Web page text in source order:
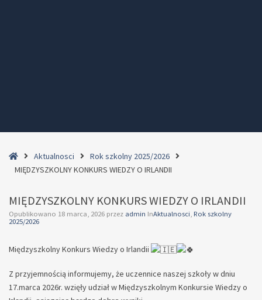
HomeAktualnosci
Rok szkolny 2025/2026
MIĘDZYSZKOLNY KONKURS WIEDZY O IRLANDII
MIĘDZYSZKOLNY KONKURS WIEDZY O IRLANDII
Opublikowano 18 marca, 2026 przez admin InAktualnosci, Rok szkolny
2025/2026
Międzyszkolny Konkurs Wiedzy o Irlandii
Z przyjemnością informujemy, że uczennice naszej szkoły w dniu
17.marca 2026r. wzięły udział w Międzyszkolnym Konkursie Wiedzy o